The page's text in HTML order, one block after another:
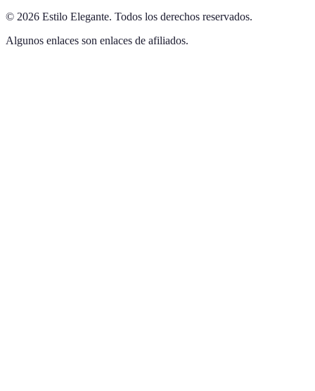
© 2026 Estilo Elegante. Todos los derechos reservados.
Algunos enlaces son enlaces de afiliados.